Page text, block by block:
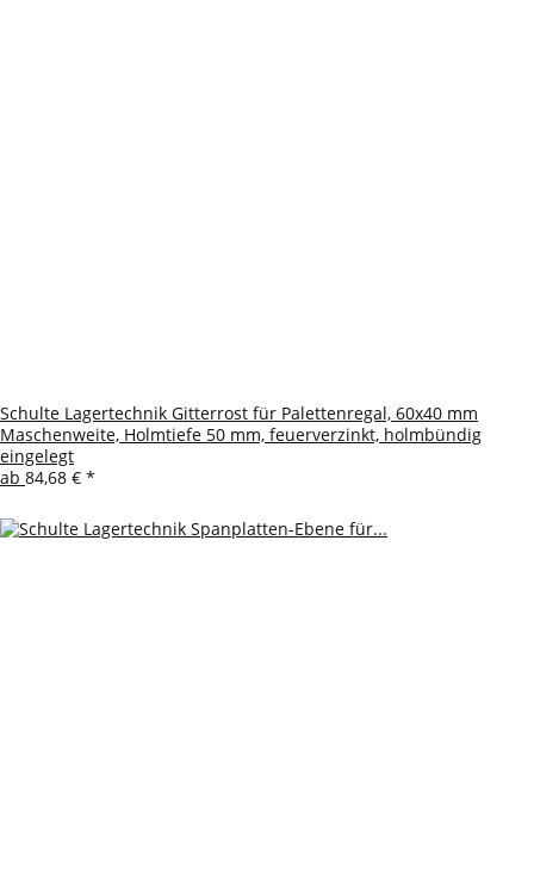
Schulte Lagertechnik Gitterrost für Palettenregal, 60x40 mm
Maschenweite, Holmtiefe 50 mm, feuerverzinkt, holmbündig
eingelegt
ab 84,68 € *